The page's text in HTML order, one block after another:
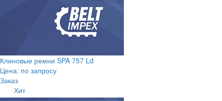
Клиновые ремни SPA 757 Ld
Цена: по запросу
Заказ
Хит